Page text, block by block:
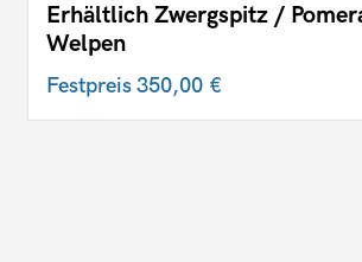
Erhältlich Zwergspitz /
Welpen
Festpreis350,00 €